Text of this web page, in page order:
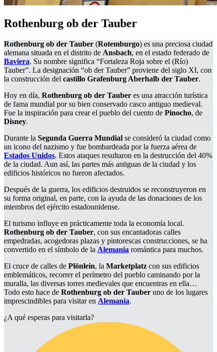
Rothenburg ob der Tauber
Rothenburg ob der Tauber (Rotemburgo) es una preciosa ciudad
alemana situada en el distrito de Ansbach, en el estado federado de
Baviera. Su nombre significa “Fortaleza Roja sobre el (Río)
Tauber”. La designación “ob der Tauber” proviene del siglo XI, con
la construcción del castillo Grafenburg Aberhalb der Tauber.
Hoy en día, Rothenburg ob der Tauber es una atracción turística
de fama mundial por su bien conservado casco antiguo medieval.
Fue la inspiración para crear el pueblo del cuento de Pinocho, de
Disney.
Durante la Segunda Guerra Mundial se consideró la ciudad como
un icono del nazismo y fue bombardeada por la fuerza aérea de
Estados Unidos. Estos ataques resultaron en la destrucción del 40%
de la ciudad. Aun así, las partes más antiguas de la ciudad y los
edificios históricos no fueron afectados.
Después de la guerra, los edificios destruidos se reconstruyeron en
su forma original, en parte, con la ayuda de las donaciones de los
miembros del ejército estadounidense.
El turismo influye en prácticamente toda la economía local.
Rothenburg ob der Tauber, con sus encantadoras calles
empedradas, acogedoras plazas y pintorescas construcciones, se ha
convertido en el símbolo de la Alemania romántica para muchos.
El cruce de calles de Plönlein, la Marketplatz con sus edificios
emblemáticos, recorrer el perímetro del pueblo caminando por la
muralla, las diversas torres medievales que encuentras en ella…
Todo esto hace de Rothenburg ob der Tauber uno de los lugares
imprescindibles para visitar en Alemania.
¿A qué esperas para visitarla?